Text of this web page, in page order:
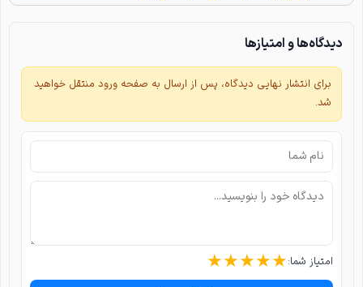
دیدگاه‌ها و امتیازها
برای انتشار نهایی دیدگاه، پس از ارسال به صفحه ورود منتقل خواهید
شد.
امتیاز شما: ★★★★★